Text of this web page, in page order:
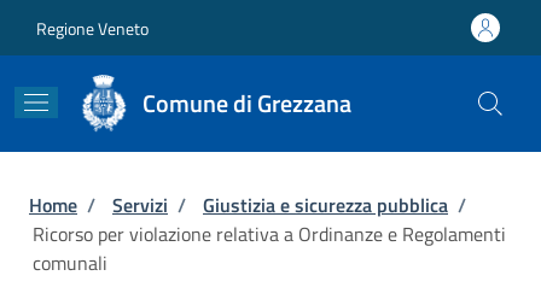
Regione Veneto
Comune di Grezzana
Briciole di pane
Home / Servizi / Giustizia e sicurezza pubblica /
Ricorso per violazione relativa a Ordinanze e Regolamenti
comunali